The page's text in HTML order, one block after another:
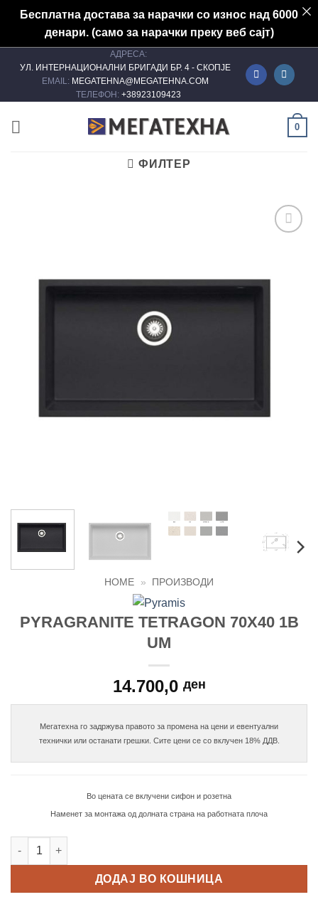
Бесплатна достава за нарачки со износ над 6000
денари. (само за нарачки преку веб сајт)
АДРЕСА:
УЛ. ИНТЕРНАЦИОНАЛНИ БРИГАДИ БР. 4 - СКОПЈЕ
EMAIL: MEGATEHNA@MEGATEHNA.COM
ТЕЛЕФОН: +38923109423
0
ФИЛТЕР
HOME » ПРОИЗВОДИ
PYRAGRANITE TETRAGON 70Χ40 1B
UM
14.700,0 ден
Мегатехна го задржува правото за промена на цени и евентуални
Во цената се вклучени сифон и розетна
Наменет за монтажа од долната страна на работната плоча
PYRAGRANITE TETRAGON 70Χ40 1B UM количина
ДОДАЈ ВО КОШНИЦА